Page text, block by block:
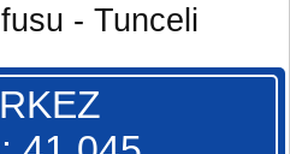
- Tunceli